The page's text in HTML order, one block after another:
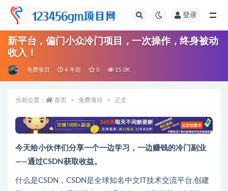
登录
新平台，偏门小众冷门项目，一次操作，终身被动
收入！
免费项目 4 年前 0 15.0K
当前位置： 首页 免费项目 正文
今天给小伙伴们分享一个一边学习，一边赚钱的冷门副业
——通过CSDN获取收益。
什么是CSDN，CSDN是全球知名中文IT技术交流平台,创建